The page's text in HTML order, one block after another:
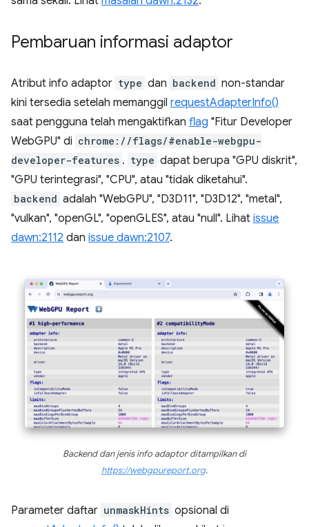
Pembaruan informasi adaptor
Atribut info adaptor type dan backend non-standar
kini tersedia setelah memanggil requestAdapterInfo()
saat pengguna telah mengaktifkan flag "Fitur Developer
WebGPU" di chrome://flags/#enable-webgpu-
developer-features . type dapat berupa "GPU diskrit",
"GPU terintegrasi", "CPU", atau "tidak diketahui".
backend adalah "WebGPU", "D3D11", "D3D12", "metal",
"vulkan", "openGL", "openGLES", atau "null". Lihat issue
dawn:2112 dan issue dawn:2107.
Backend dan jenis info adaptor ditampilkan di
https://webgpureport.org.
Parameter daftar unmaskHints opsional di